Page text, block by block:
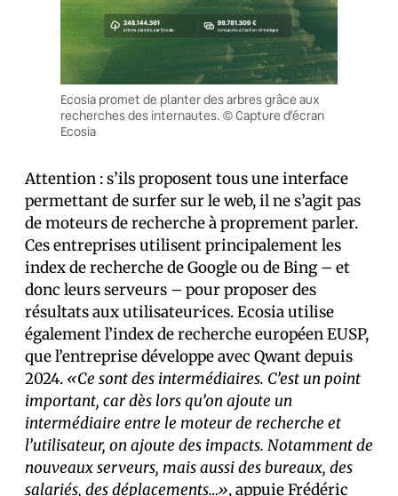
Ecosia promet de planter des arbres grâce aux
recherches des internautes. © Capture d’écran
Ecosia
Attention : s’ils proposent tous une interface
permettant de surfer sur le web, il ne s’agit pas
de moteurs de recherche à proprement parler.
Ces entreprises utilisent principalement les
index de recherche de Google ou de Bing – et
donc leurs serveurs – pour proposer des
résultats aux utilisateur·ices. Ecosia utilise
également l’index de recherche européen EUSP,
que l’entreprise développe avec Qwant depuis
2024. «Ce sont des intermédiaires. C’est un point
important, car dès lors qu’on ajoute un
intermédiaire entre le moteur de recherche et
l’utilisateur, on ajoute des impacts. Notamment de
nouveaux serveurs, mais aussi des bureaux, des
salariés, des déplacements…», appuie Frédéric